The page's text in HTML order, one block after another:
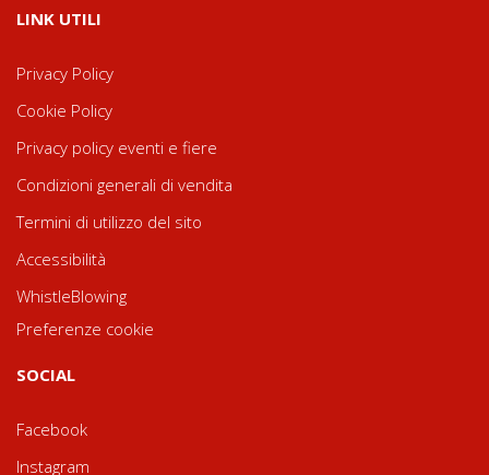
LINK UTILI
Privacy Policy
Cookie Policy
Privacy policy eventi e fiere
Condizioni generali di vendita
Termini di utilizzo del sito
Accessibilità
WhistleBlowing
Preferenze cookie
SOCIAL
Facebook
Instagram